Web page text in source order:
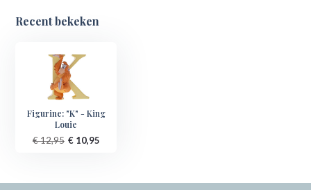
Recent bekeken
Figurine: "K" - King
Louie
€ 12,95 € 10,95